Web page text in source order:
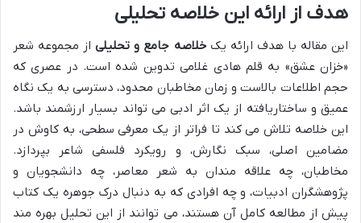
هدف از ارائه این خلاصه تحلیلی
این مقاله با هدف ارائه یکخلاصه جامع و تحلیلیاز مجموعه شعر
«خزان عشق» به قلم هادی غلامی تدوین شده است. در عصری که
حجم اطلاعات بالاست و زمان مخاطبان محدود، دسترسی به یک نگاه
عمیق و ساختاریافته از یک اثر ادبی می تواند بسیار ارزشمند باشد.
این خلاصه تلاش می کند تا فراتر از یک معرفی سطحی، به کاوش در
مضامین اصلی، سبک نگارش، و رویکرد فلسفی شاعر بپردازد.
مخاطبان، چه علاقه مندان به شعر معاصر، چه دانشجویان و
پژوهشگران ادبیات، و چه افرادی که به دنبال درک جوهره یک کتاب
پیش از مطالعه کامل آن هستند، می توانند از این تحلیل بهره مند